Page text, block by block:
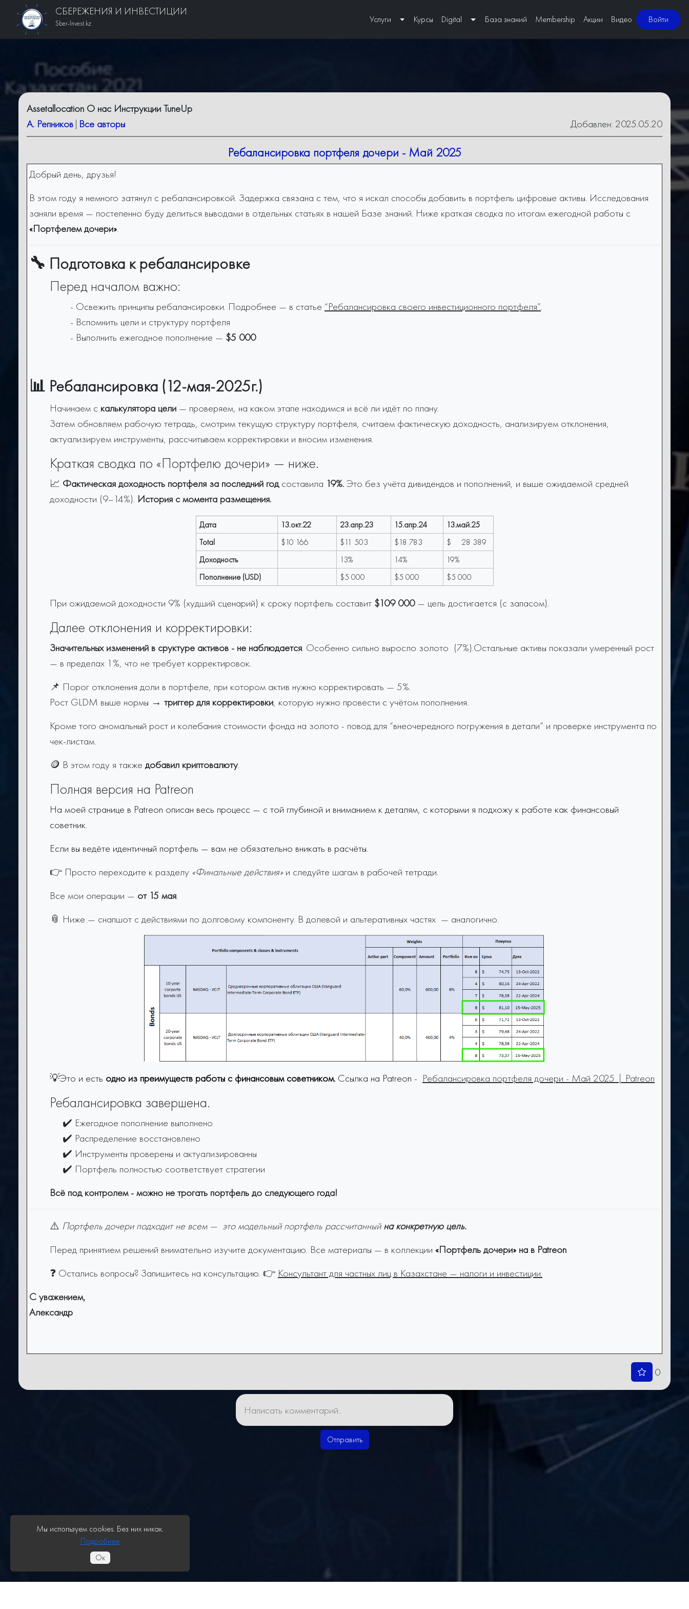
Мы используем cookies. Без них никак.
Подробнее
Ок
СБЕРЕЖЕНИЯ И ИНВЕСТИЦИИ
Sber-Invest.kz Услуги Toggle Dropdown
Курсы Digital База знаний Membership Акции Видео Войти
Assetallocation О нас Инструкции TuneUp
А. Репников| Все авторы Добавлен: 2025.05.20
Ребалансировка портфеля дочери - Май 2025
Добрый день, друзья!
В этом году я немного затянул с ребалансировкой. Задержка связана с тем, что я искал способы добавить в портфель цифровые активы. Исследования
заняли время — постепенно буду делиться выводами в отдельных статьях в нашей Базе знаний. Ниже краткая сводка по итогам ежегодной работы с
«Портфелем дочери».
🔧 Подготовка к ребалансировке
Перед началом важно:
- Освежить принципы ребалансировки. Подробнее — в статье “Ребалансировка своего инвестиционного портфеля”.
- Вспомнить цели и структуру портфеля
- Выполнить ежегодное пополнение — $5 000
📊 Ребалансировка (12-мая-2025г.)
Начинаем с калькулятора цели — проверяем, на каком этапе находимся и всё ли идёт по плану.
Затем обновляем рабочую тетрадь, смотрим текущую структуру портфеля, считаем фактическую доходность, анализируем отклонения,
актуализируем инструменты, рассчитываем корректировки и вносим изменения.
Краткая сводка по «Портфелю дочери» — ниже.
📈 Фактическая доходность портфеля за последний годсоставила 19%.Это без учёта дивидендов и пополнений, и выше ожидаемой средней
доходности (9–14%). История с момента размещения.
Дата 13.окт.22 23.апр.23 15.апр.24
13.май.25
Total
$10 166 $11 503 $18 783
$ 28 389
Доходность
13% 14%
19%
Пополнение (USD)
$5 000 $5 000 $5 000
При ожидаемой доходности 9% (худший сценарий) к сроку портфель составит $109 000— цель достигается (с запасом).
Далее отклонения и корректировки:
Значительных изменений в сруктуре активов - не наблюдается. Особенно сильно выросло золото (7%).Остальные активы показали умеренный рост
— в пределах 1%, что не требует корректировок.
📌 Порог отклонения доли в портфеле, при котором актив нужно корректировать — 5%.
Рост GLDM выше нормы → триггер для корректировки, которую нужно провести с учётом пополнения.
Кроме того аномальный рост и колебания стоимости фонда на золото - повод для “внеочередного погружения в детали” и проверке инструмента по
чек-листам.
🪙 В этом году я также добавил криптовалюту.
Полная версия на Patreon
На моей странице в Patreon описан весь процесс — с той глубиной и вниманием к деталям, с которыми я подхожу к работе как финансовый
советник.
Если вы ведёте идентичный портфель — вам не обязательно вникать в расчёты.
👉 Просто переходите к разделу «Финальные действия»и следуйте шагам в рабочей тетради.
Все мои операции — от 15 мая.
📎 Ниже — снапшот с действиями по долговому компоненту. В долевой и альтеративных частях — аналогично.
💡Это и есть одно из преимуществ работы с финансовым советником. Ссылка на Patreon - Ребалансировка портфеля дочери - Май 2025 | Patreon
Ребалансировка завершена.
✔️ Ежегодное пополнение выполнено
✔️ Распределение восстановлено
✔️ Инструменты проверены и актуализированны
✔️ Портфель полностью соответствует стратегии
Всё под контролем - можно не трогать портфель до следующего года!
⚠️ Портфель дочери подходит не всем — это модельный портфель рассчитанныйна конкретную цель.
Перед принятием решений внимательно изучите документацию. Все материалы — в коллекции «Портфель дочери» на в Patreon
❓ Остались вопросы? Запишитесь на консультацию. 👉 Консультант для частных лиц в Казахстане — налоги и инвестиции.
С уважением,
Александр
0
Отправить